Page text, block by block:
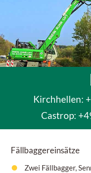
Kirchhellen:
Castrop:
Fällbaggereinsätze
Zwei Fällbagger,